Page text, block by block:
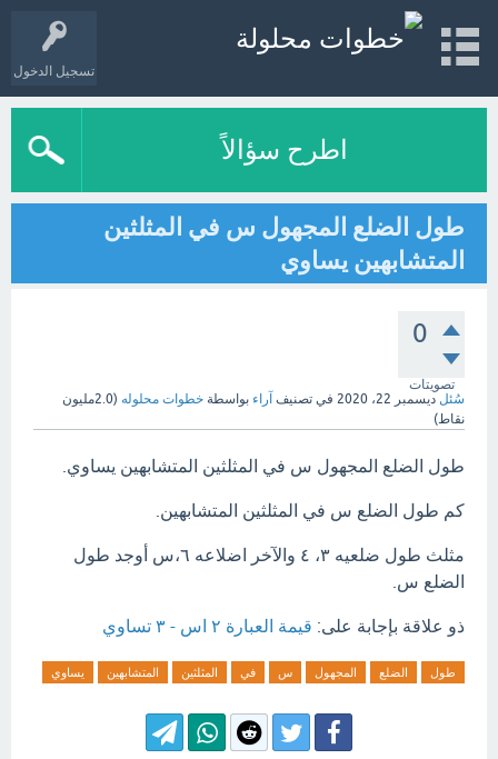
تسجيل الدخول
اطرح سؤالاً
طول الضلع المجهول س في المثلثين
المتشابهين يساوي
0
تصويتات
سُئل ديسمبر 22، 2020 في تصنيف آراء بواسطة خطوات محلوله (2.0مليون
نقاط)
طول الضلع المجهول س في المثلثين المتشابهين يساوي.
كم طول الضلع س في المثلثين المتشابهين.
مثلث طول ضلعيه ٣، ٤ والآخر اضلاعه ٦،س أوجد طول
الضلع س.
ذو علاقة بإجابة على: قيمة العبارة ٢ اس - ٣ تساوي
طول الضلع المجهول س في المثلثين المتشابهين يساوي